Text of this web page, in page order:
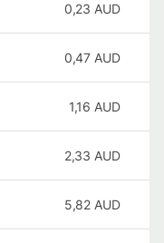
0,23 AUD
0,47 AUD
1,16 AUD
2,33 AUD
5,82 AUD